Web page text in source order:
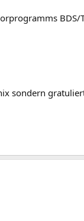
BDS/
sondern